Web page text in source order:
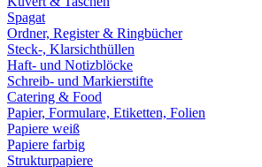
Spagat
Ordner, Register & Ringbücher
Steck-, Klarsichthüllen
Haft- und Notizblöcke
Schreib- und Markierstifte
Catering & Food
Papier, Formulare, Etiketten, Folien
Papiere weiß
Papiere farbig
Strukturpapiere